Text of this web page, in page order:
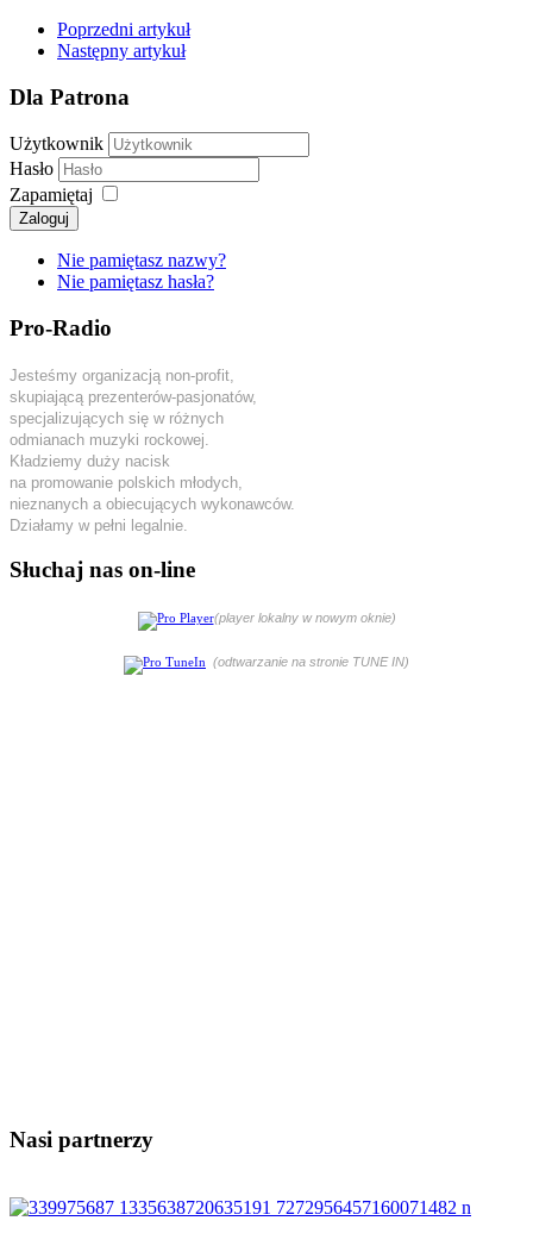
Poprzedni artykuł
Następny artykuł
Dla Patrona
Użytkownik
Hasło
Zapamiętaj
Zaloguj
Nie pamiętasz nazwy?
Nie pamiętasz hasła?
Pro-Radio
Jesteśmy organizacją non-profit,
skupiającą prezenterów-pasjonatów,
specjalizujących się w różnych
odmianach muzyki rockowej.
Kładziemy duży nacisk
na promowanie polskich młodych,
nieznanych a obiecujących wykonawców.
Działamy w pełni legalnie.
Słuchaj nas on-line
(player lokalny w nowym oknie)
(odtwarzanie na stronie TUNE IN)
Nasi partnerzy